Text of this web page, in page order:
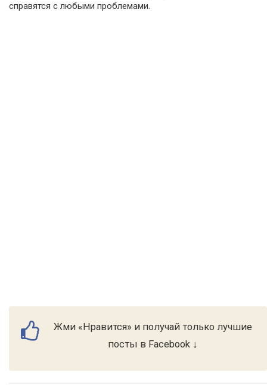
справятся с любыми проблемами.
Жми «Нравится» и получай только лучшие
посты в Facebook ↓